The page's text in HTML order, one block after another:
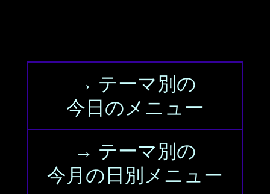
→ テーマ別の
今日のメニュー
→ テーマ別の
今月の日別メニュー